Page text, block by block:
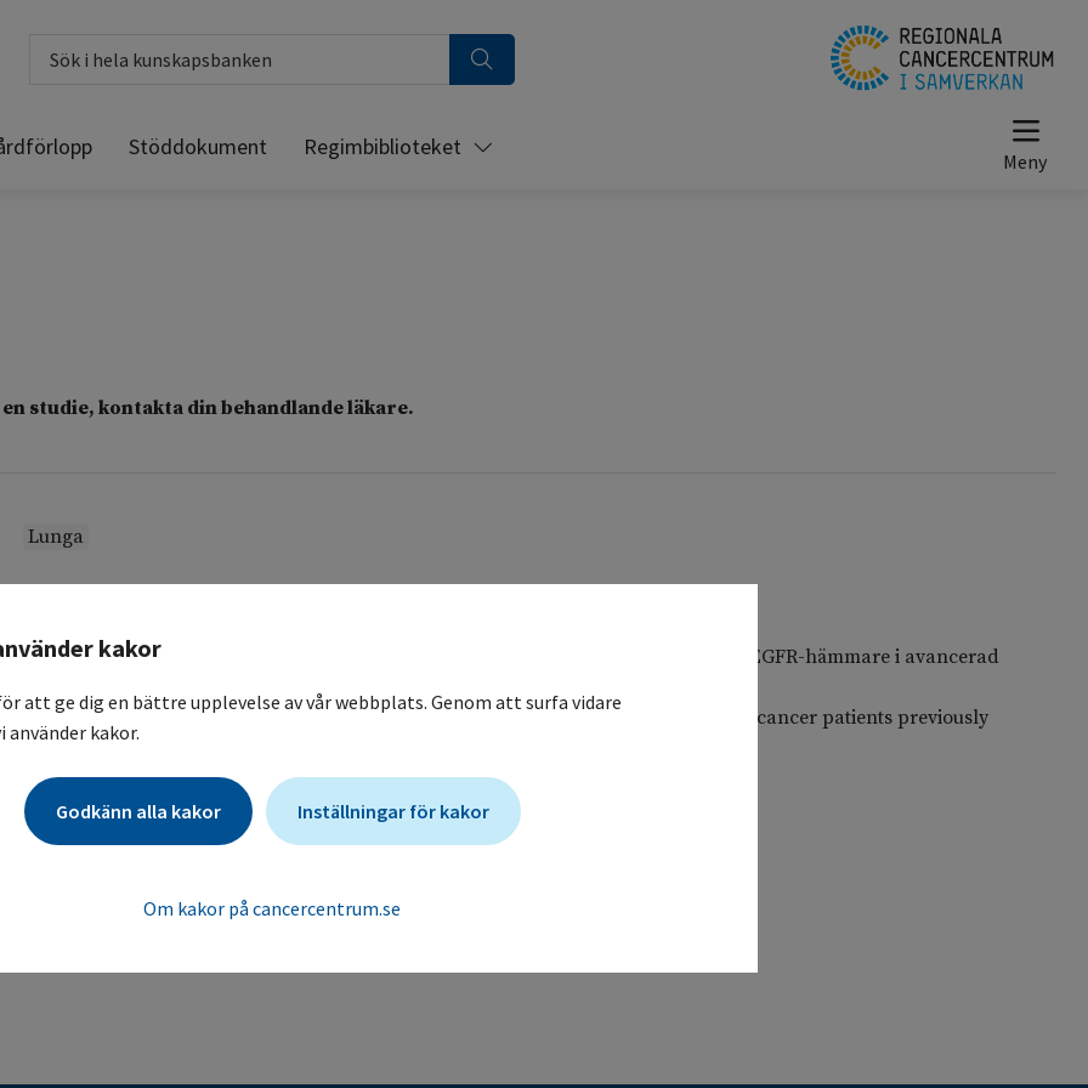
Stöddokument Regimbiblioteket
studie, kontakta din behandlande läkare.
Lunga
Behandling med ny EGRF-hämmare AZD9291 (osimertinib) vid bristande effekt av EGFR-hämmare i avancerad
AZD9291, an irreversible EGFR-TKI, in relapsed EGFR-mutated non-small cell lung cancer patients previously
Karolinska Universitetssjukhuset / Onkologisk klinik, allmän
kakor
att ge dig en bättre upplevelse av vår webbplats. Genom att surfa vidare
kakor.
Godkänn alla kakor Inställningar för kakor
Om kakor på cancercentrum.se